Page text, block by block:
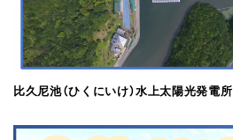
比久尼池（ひくにいけ）水上太陽光発電所